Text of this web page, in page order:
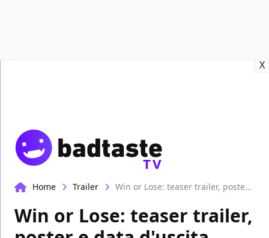
X
TV
Home Trailer Win or Lose: teaser trailer, poster e data d'uscita della prima serie originale Pixar!
Win or Lose: teaser trailer,